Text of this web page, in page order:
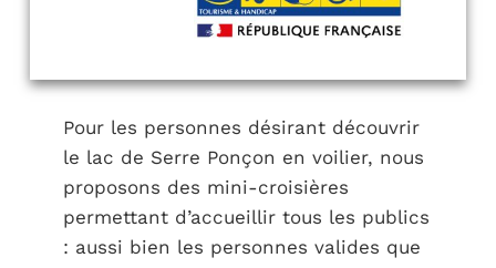
Pour les personnes désirant découvrir
le lac de Serre Ponçon en voilier, nous
proposons des mini-croisières
permettant d’accueillir tous les publics
: aussi bien les personnes valides que